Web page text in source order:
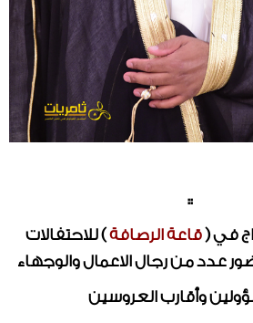
::
في ( قاعة الرصافة ) للاحتفالات
عدد من رجال الاعمال والوجهاء
وأقارب العروسين